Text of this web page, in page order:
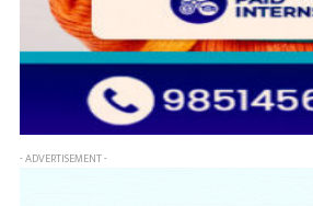
- ADVERTISEMENT -